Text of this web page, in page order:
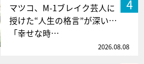
4
マツコ、M-1ブレイク芸人に
授けた“人生の格言”が深い…
「幸せな時…
2026.08.08